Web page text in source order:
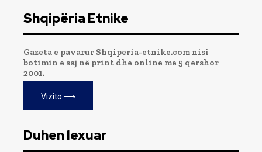
Shqipëria Etnike
Gazeta e pavarur Shqiperia-etnike.com nisi
botimin e saj në print dhe online me 5 qershor
2001.
Vizito ⟶
Duhen lexuar